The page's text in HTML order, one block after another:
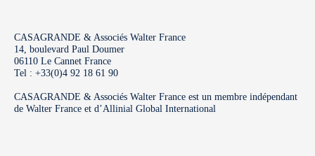
CASAGRANDE & Associés Walter France
14, boulevard Paul Doumer
06110 Le Cannet France
Tel : +33(0)4 92 18 61 90
CASAGRANDE & Associés Walter France est un membre indépendant
de Walter France et d’Allinial Global International